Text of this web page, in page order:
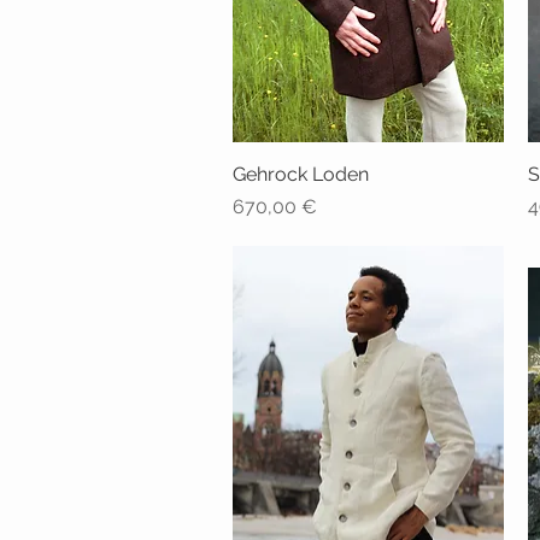
Vista rápida
Gehrock Loden
Precio
670,00 €